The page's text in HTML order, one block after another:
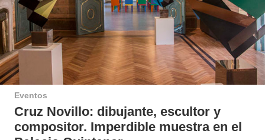
Eventos
Cruz Novillo: dibujante, escultor y
compositor. Imperdible muestra en el